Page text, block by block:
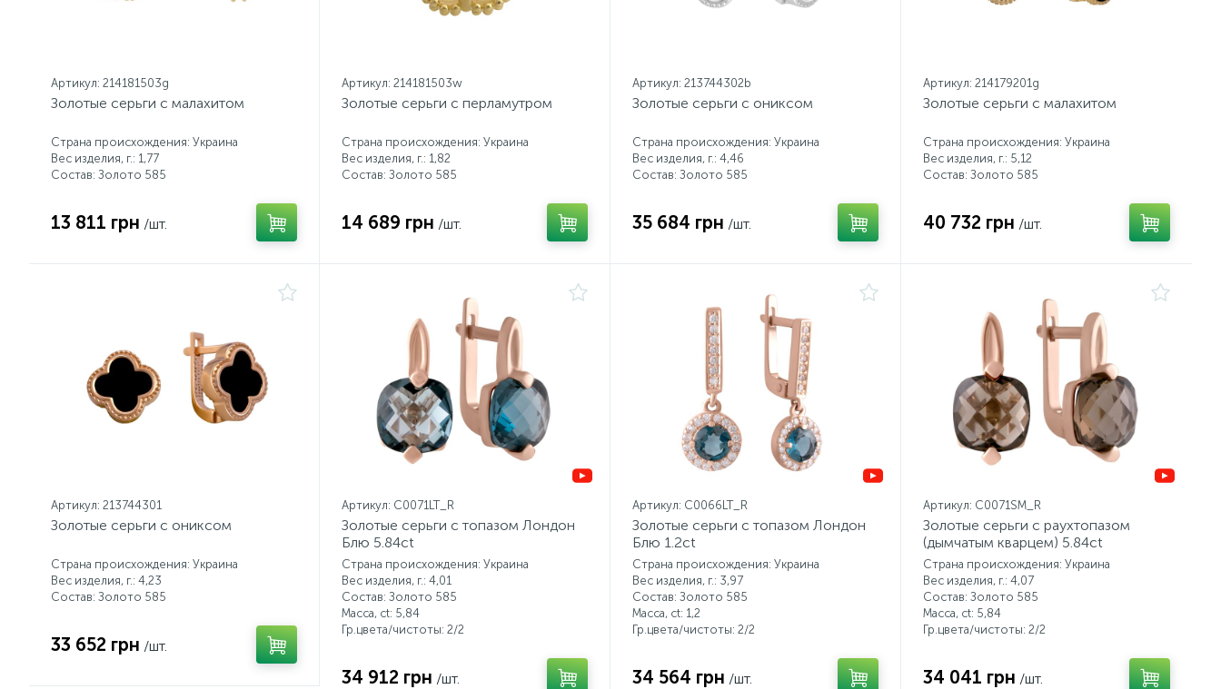
Артикул: 214181503g
Золотые серьги с малахитом
Страна происхождения: Украина
Вес изделия, г.: 1,77
Состав: Золото 585
13 811 грн /шт.
Артикул: 214181503w
Золотые серьги с перламутром
Страна происхождения: Украина
Вес изделия, г.: 1,82
Состав: Золото 585
14 689 грн /шт.
Артикул: 213744302b
Золотые серьги с ониксом
Страна происхождения: Украина
Вес изделия, г.: 4,46
Состав: Золото 585
35 684 грн /шт.
Артикул: 214179201g
Золотые серьги с малахитом
Страна происхождения: Украина
Вес изделия, г.: 5,12
Состав: Золото 585
40 732 грн /шт.
Артикул: 213744301
Золотые серьги с ониксом
Страна происхождения: Украина
Вес изделия, г.: 4,23
Состав: Золото 585
33 652 грн /шт.
Артикул: C0071LT_R
Золотые серьги с топазом Лондон
Блю 5.84ct
Страна происхождения: Украина
Вес изделия, г.: 4,01
Состав: Золото 585
Масса, ct: 5,84
Гр.цвета/чистоты: 2/2
34 912 грн /шт.
Артикул: C0066LT_R
Золотые серьги с топазом Лондон
Блю 1.2ct
Страна происхождения: Украина
Вес изделия, г.: 3,97
Состав: Золото 585
Масса, ct: 1,2
Гр.цвета/чистоты: 2/2
34 564 грн /шт.
Артикул: C0071SM_R
Золотые серьги с раухтопазом
(дымчатым кварцем) 5.84ct
Страна происхождения: Украина
Вес изделия, г.: 4,07
Состав: Золото 585
Масса, ct: 5,84
Гр.цвета/чистоты: 2/2
34 041 грн /шт.